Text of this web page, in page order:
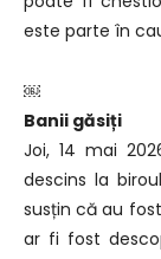
este parte în
￼
Banii găsiți
Joi, 14 mai
descins la
susțin că au
ar fi fost